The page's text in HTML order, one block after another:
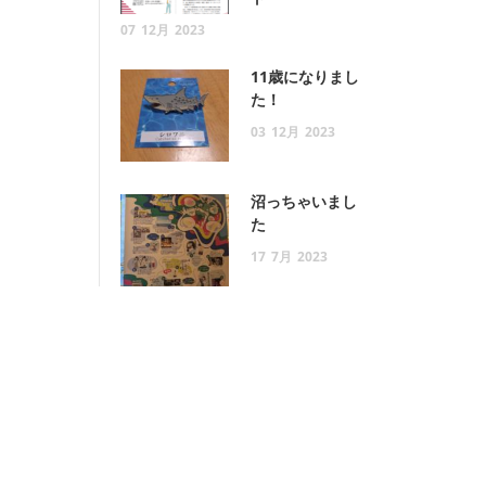
07 12月 2023
11歳になりまし
た！
03 12月 2023
沼っちゃいまし
た
17 7月 2023